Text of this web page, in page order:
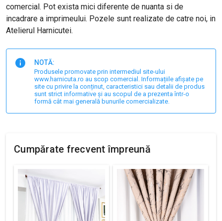
comercial. Pot exista mici diferente de nuanta si de
incadrare a imprimeului. Pozele sunt realizate de catre noi, in
Atelierul Harnicutei.
NOTĂ:
Produsele promovate prin intermediul site-ului
www.harnicuta.ro au scop comercial. Informațiile afișate pe
site cu privire la conținut, caracteristici sau detalii de produs
sunt strict informative și au scopul de a prezenta într-o
formă cât mai generală bunurile comercializate.
Cumpărate frecvent împreună